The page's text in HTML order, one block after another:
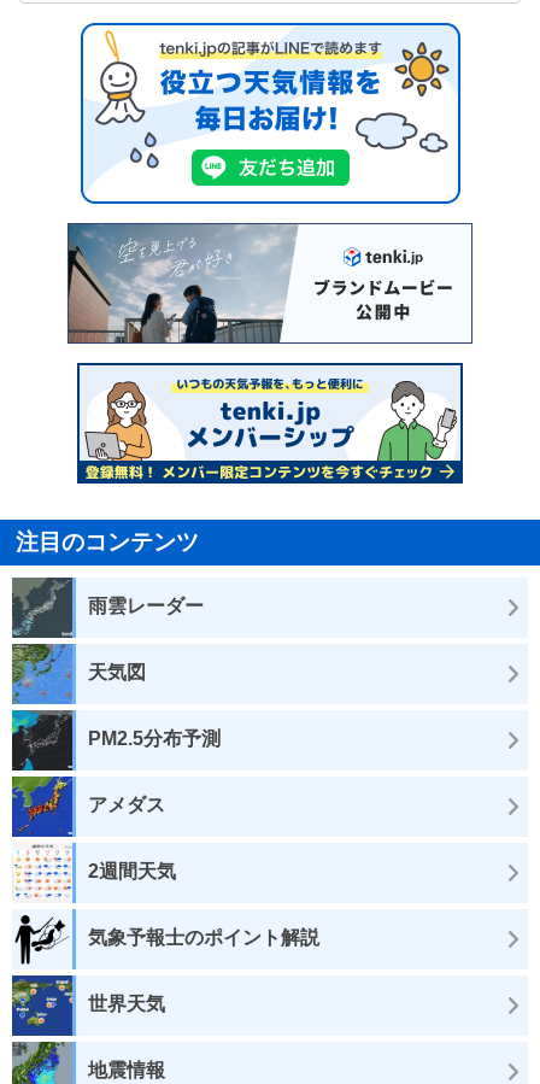
注目のコンテンツ
雨雲レーダー
天気図
PM2.5分布予測
アメダス
2週間天気
気象予報士のポイント解説
世界天気
地震情報